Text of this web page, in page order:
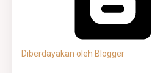
Diberdayakan oleh Blogger